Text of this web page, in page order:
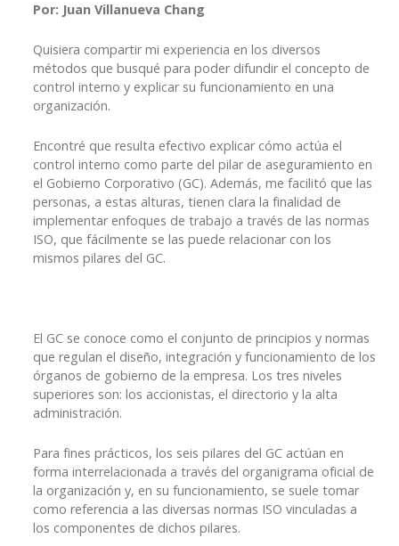
Por: Juan Villanueva Chang
Quisiera compartir mi experiencia en los diversos
métodos que busqué para poder difundir el concepto de
control interno y explicar su funcionamiento en una
organización.
Encontré que resulta efectivo explicar cómo actúa el
control interno como parte del pilar de aseguramiento en
el Gobierno Corporativo (GC). Además, me facilitó que las
personas, a estas alturas, tienen clara la finalidad de
implementar enfoques de trabajo a través de las normas
ISO, que fácilmente se las puede relacionar con los
mismos pilares del GC.
El GC se conoce como el conjunto de principios y normas
que regulan el diseño, integración y funcionamiento de los
órganos de gobierno de la empresa. Los tres niveles
superiores son: los accionistas, el directorio y la alta
administración.
Para fines prácticos, los seis pilares del GC actúan en
forma interrelacionada a través del organigrama oficial de
la organización y, en su funcionamiento, se suele tomar
como referencia a las diversas normas ISO vinculadas a
los componentes de dichos pilares.